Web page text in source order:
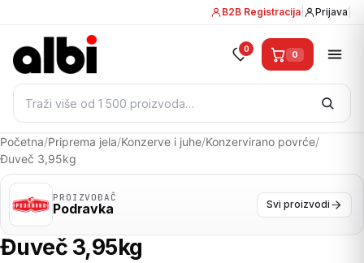
B2B Registracija Prijava
Pretraži:
0 0
Početna/Priprema jela/Konzerve i juhe/Konzervirano povrće/
Đuveč 3,95kg
PROIZVOĐAČ
Podravka Svi proizvodi
Đuveč 3,95kg